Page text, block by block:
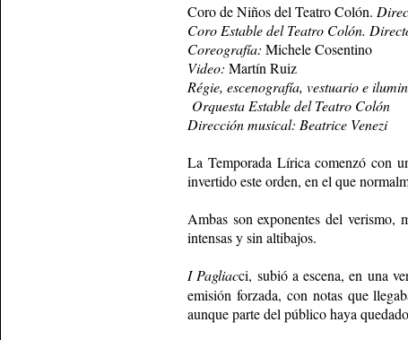
Coro de Niños del Teatro Colón.
Coro Estable del Teatro Colón.
Coreografía: Michele Cosentino
Video: Martín Ruiz
Régie, escenografía, vestuario e
Orquesta Estable del Teatro Colón
Dirección musical: Beatrice Venezi
La Temporada Lírica comenzó con
invertido este orden, en el que
Ambas son expo­nentes del verismo,
intensas y sin altibajos.
I Pagliacci, subió a escena, en una
emisión forzada, con notas que
aunque parte del público haya